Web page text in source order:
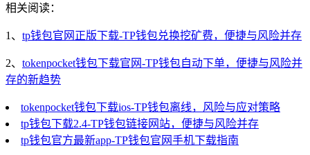
相关阅读：
1、 tp钱包官网正版下载-TP钱包兑换挖矿费，便捷与风险并存
2、 tokenpocket钱包下载官网-TP钱包自动下单，便捷与风险并
存的新趋势
tokenpocket钱包下载ios-TP钱包离线，风险与应对策略
tp钱包下载2.4-TP钱包链接网站，便捷与风险并存
tp钱包官方最新app-TP钱包官网手机下载指南